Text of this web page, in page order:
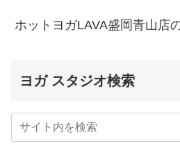
ホットヨガLAVA盛岡青山店
ヨガ スタジオ検索